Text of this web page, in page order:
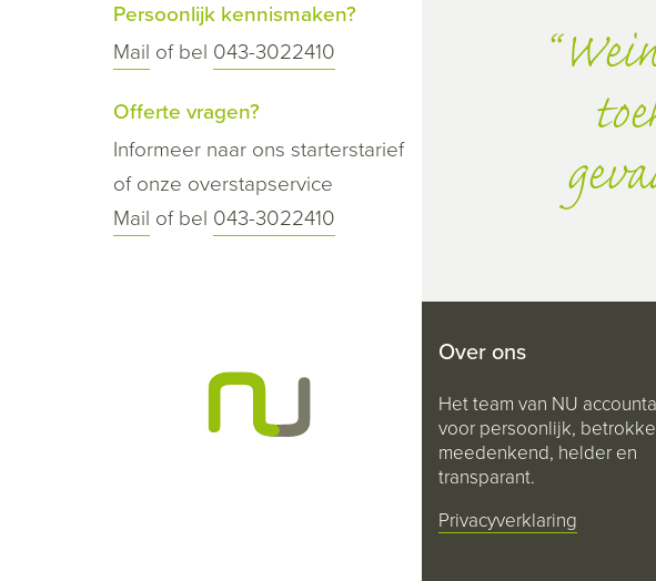
Persoonlijk kennismaken?
Mail of bel 043-3022410
Offerte vragen?
Informeer naar ons starterstarief
of onze overstapservice
Mail of bel 043-3022410
Over ons
Het team van NU
voor persoonlijk,
meedenkend, helder en
transparant.
Privacyverklaring